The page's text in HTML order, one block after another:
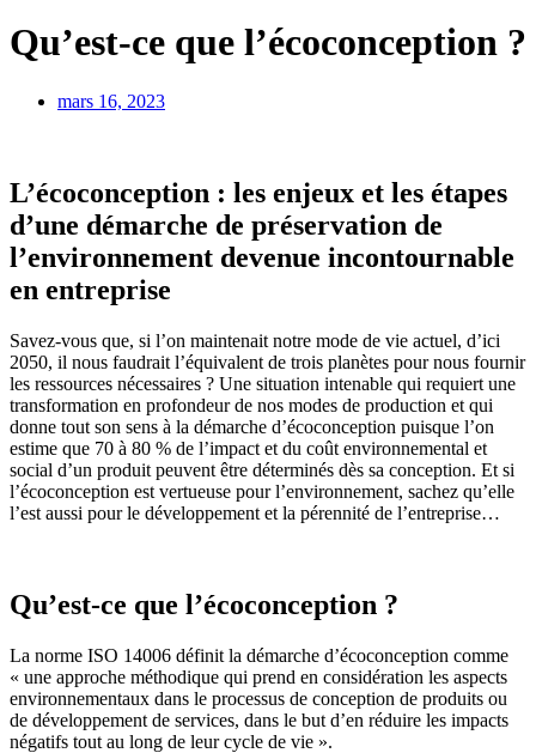
Qu’est-ce que l’écoconception ?
mars 16, 2023
L’écoconception : les enjeux et les étapes
d’une démarche de préservation de
l’environnement devenue incontournable
en entreprise
Savez-vous que, si l’on maintenait notre mode de vie actuel, d’ici
2050, il nous faudrait l’équivalent de trois planètes pour nous fournir
les ressources nécessaires ? Une situation intenable qui requiert une
transformation en profondeur de nos modes de production et qui
donne tout son sens à la démarche d’écoconception puisque l’on
estime que 70 à 80 % de l’impact et du coût environnemental et
social d’un produit peuvent être déterminés dès sa conception. Et si
l’écoconception est vertueuse pour l’environnement, sachez qu’elle
l’est aussi pour le développement et la pérennité de l’entreprise…
Qu’est-ce que l’écoconception ?
La norme ISO 14006 définit la démarche d’écoconception comme
« une approche méthodique qui prend en considération les aspects
environnementaux dans le processus de conception de produits ou
de développement de services, dans le but d’en réduire les impacts
négatifs tout au long de leur cycle de vie ».